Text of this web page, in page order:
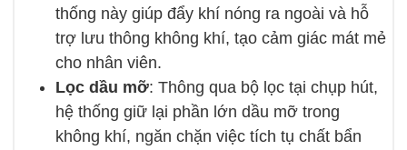
thống này giúp đẩy khí nóng ra ngoài và hỗ
trợ lưu thông không khí, tạo cảm giác mát mẻ
cho nhân viên.
Lọc dầu mỡ: Thông qua bộ lọc tại chụp hút,
hệ thống giữ lại phần lớn dầu mỡ trong
không khí, ngăn chặn việc tích tụ chất bẩn